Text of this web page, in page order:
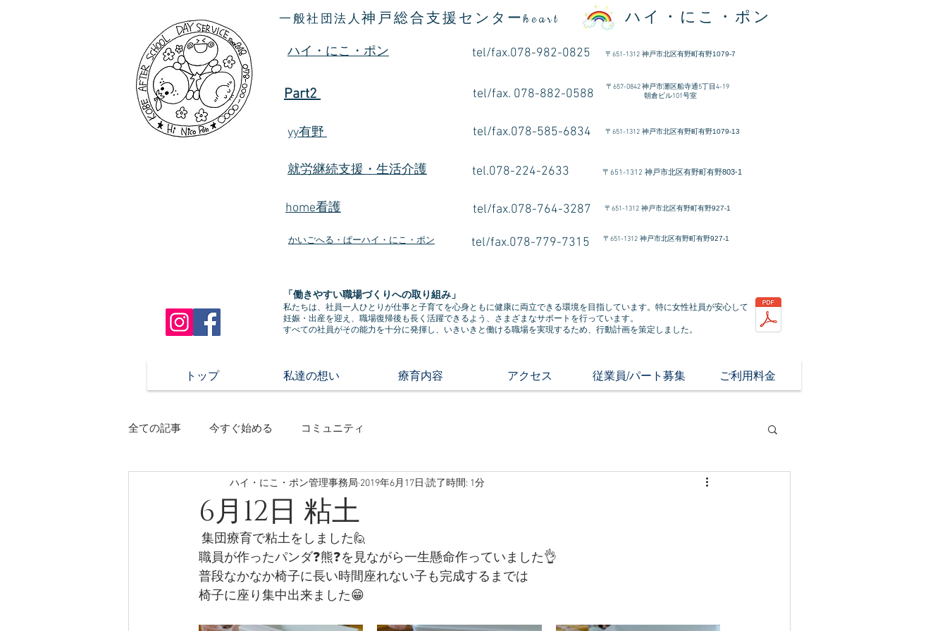
一般社団法人神戸総合支援センターheart ハイ・にこ・ポン
ハイ・にこ・ポン tel/fax.078-982-0825 〒 651-1312 ​神戸市北区有野町有野1079-7
Part2 tel/fax. 078-882-0588
〒 657-0842 神戸市灘区船寺通5丁目4-19
朝倉ビル101号室
yy有野 tel/fax.078-585-6834 〒 651-1312 神戸市北区有野町有野1079-13
就労継続支援・生活介護 tel.078-224-2633 〒 651-1312 神戸市北区有野町有野803-1
home看護 tel/fax.078-764-3287 〒 651-1312 神戸市北区有野町有野927-1
かいごへる・ぱーハイ・にこ・ポン tel/fax.078-779-7315 〒 651-1312 神戸市北区有野町有野927-1
「働きやすい職場づくりへの取り組み」
私たちは、社員一人ひとりが仕事と子育てを心身ともに健康に両立できる環境を目指しています。特に女性社員が安心して
妊娠・出産を迎え、職場復帰後も長く活躍できるよう、さまざまなサポートを行っています。
すべての社員がその能力を十分に発揮し、いきいきと働ける職場を実現するため、行動計画を策定しました。
トップ 私達の想い 療育内容 アクセス 従業員/パート募集 ご利用料金
全ての記事 今すぐ始める コミュニティ
6月12日 粘土
ハイ・にこ・ポン管理事務局 2019年6月17日 読了時間: 1分
集団療育で粘土をしました🙋‍
職員が作ったパンダ❓熊❓を見ながら一生懸命作っていました👌
普段なかなか椅子に長い時間座れない子も完成するまでは
椅子に座り集中出来ました😁